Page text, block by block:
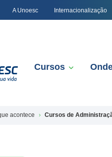
A Unoesc Internacionalização
Cursos
acontece Cursos de